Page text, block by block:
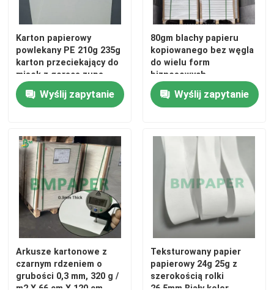
Papier z jedwabistym połyskiem
Karton SBS
Powlekana płyta dwustronna
Błyszczący papier C2S
Zapakuj papier pakowy
Kraft Liner Board
Papier do pakowania żywności
Karton papierowy
powlekany PE 210g 235g
karton przeciekający do
misek z gorącą zupą
Wyślij zapytanie
80gm blachy papieru
kopiowanego bez węgla
do wielu form
biznesowych
Wyślij zapytanie
Arkusze kartonowe z
czarnym rdzeniem o
grubości 0,3 mm, 320 g /
Teksturowany papier
papierowy 24g 25g z
szerokością rolki